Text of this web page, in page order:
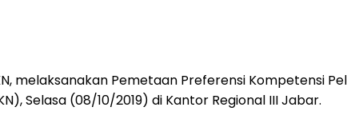
melaksanakan Pemetaan Preferensi Kompetensi
Selasa (08/10/2019) di Kantor Regional III Jabar.